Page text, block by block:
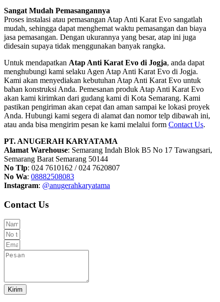
Sangat Mudah Pemasangannya
Proses instalasi atau pemasangan Atap Anti Karat Evo sangatlah
mudah, sehingga dapat menghemat waktu pemasangan dan biaya
jasa pemasangan. Dengan ukurannya yang besar, atap ini juga
didesain supaya tidak menggunakan banyak rangka.
Untuk mendapatkan Atap Anti Karat Evo di Jogja, anda dapat
menghubungi kami selaku Agen Atap Anti Karat Evo di Jogja.
Kami akan menyediakan kebutuhan Atap Anti Karat Evo untuk
bahan konstruksi Anda. Pemesanan produk Atap Anti Karat Evo
akan kami kirimkan dari gudang kami di Kota Semarang. Kami
pastikan pengiriman akan cepat dan aman sampai ke lokasi proyek
Anda. Hubungi kami segera di alamat dan nomor telp dibawah ini,
atau anda bisa mengirim pesan ke kami melalui form Contact Us.
PT. ANUGERAH KARYATAMA
Alamat Warehouse: Semarang Indah Blok B5 No 17 Tawangsari,
Semarang Barat Semarang 50144
No Tlp: 024 7610162 / 024 7620807
No Wa: 08882508083
Instagram: @anugerahkaryatama
Contact Us
Kirim